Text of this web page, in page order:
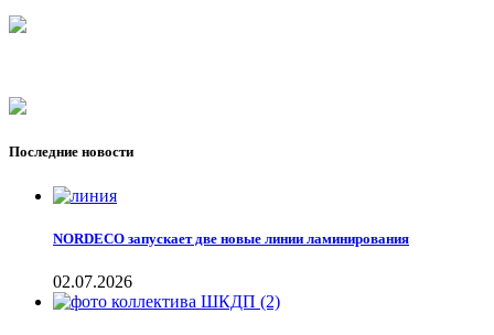
Последние новости
NORDECO запускает две новые линии ламинирования
02.07.2026